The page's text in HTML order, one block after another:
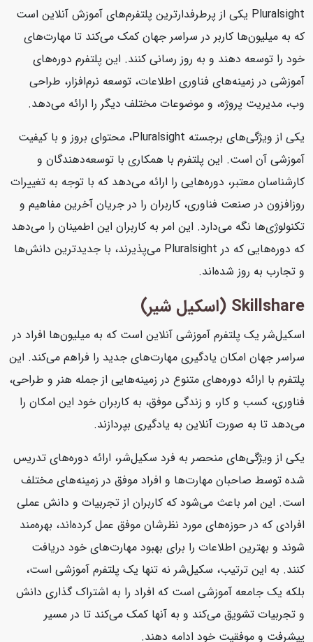
Pluralsight یکی از پرطرفدارترین پلتفرم‌های آموزش آنلاین است
که به میلیون‌ها کاربر در سراسر جهان کمک می‌کند تا مهارت‌های
خود را توسعه دهند و به روز رسانی کنند. این پلتفرم دوره‌های
آموزشی در زمینه‌های فناوری اطلاعات، توسعه نرم‌افزار، طراحی
وب، مدیریت پروژه، و موضوعات مختلف دیگر را ارائه می‌دهد.
یکی از ویژگی‌های برجسته Pluralsight، محتوای بروز و با کیفیت
آموزشی آن است. این پلتفرم با همکاری با توسعه‌دهندگان و
کارشناسان معتبر، دوره‌هایی را ارائه می‌دهد که با توجه به تغییرات
روزافزون در صنعت فناوری، کاربران را در جریان آخرین مفاهیم و
تکنولوژی‌ها نگه می‌دارد. این امر به کاربران این اطمینان را می‌دهد
که دوره‌هایی که در Pluralsight می‌پذیرند، با جدیدترین دانش‌ها
و تجارب به روز شده‌اند.
Skillshare (اسکیل شیر)
اسکیل‌شر یک پلتفرم آموزشی آنلاین است که به میلیون‌ها افراد در
سراسر جهان امکان یادگیری مهارت‌های جدید را فراهم می‌کند. این
پلتفرم با ارائه دوره‌های متنوع در زمینه‌هایی از جمله هنر و طراحی،
فناوری، کسب و کار، و زندگی موفق، به کاربران خود این امکان را
می‌دهد تا به صورت آنلاین به یادگیری بپردازند.
یکی از ویژگی‌های منحصر به فرد سکیل‌شر، ارائه دوره‌های تدریس
شده توسط صاحبان مهارت‌ها و افراد موفق در زمینه‌های مختلف
است. این امر باعث می‌شود که کاربران از تجربیات و دانش عملی
افرادی که در حوزه‌های مورد نظرشان موفق عمل کرده‌اند، بهره‌مند
شوند و بهترین اطلاعات را برای بهبود مهارت‌های خود دریافت
کنند. به این ترتیب، سکیل‌شر نه تنها یک پلتفرم آموزشی است،
بلکه یک جامعه آموزشی است که افراد را به اشتراک گذاری دانش
و تجربیات تشویق می‌کند و به آنها کمک می‌کند تا در مسیر
پیشرفت و موفقیت خود ادامه دهند.